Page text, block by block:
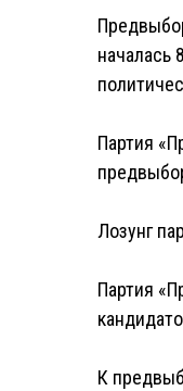
началась
Партия
Лозунг
Партия
К